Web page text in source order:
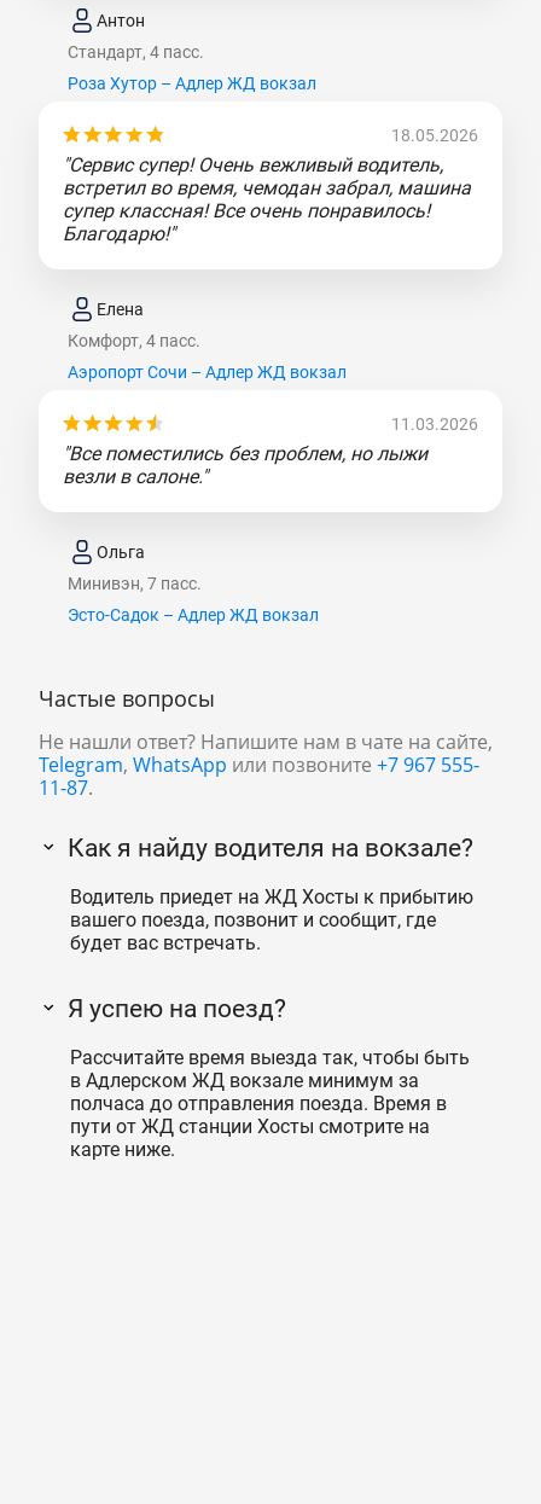
Антон
Стандарт, 4 пасс.
Роза Хутор – Адлер ЖД вокзал
18.05.2026
"Сервис супер! Очень вежливый водитель,
встретил во время, чемодан забрал, машина
супер классная! Все очень понравилось!
Благодарю!"
Елена
Комфорт, 4 пасс.
Аэропорт Сочи – Адлер ЖД вокзал
11.03.2026
"Все поместились без проблем, но лыжи
везли в салоне."
Ольга
Минивэн, 7 пасс.
Эсто-Садок – Адлер ЖД вокзал
Частые вопросы
Не нашли ответ? Напишите нам в чате на сайте,
Telegram, WhatsApp или позвоните +7 967 555-
11-87.
Как я найду водителя на вокзале?
Водитель приедет на ЖД Хосты к прибытию
вашего поезда, позвонит и сообщит, где
будет вас встречать.
Я успею на поезд?
Рассчитайте время выезда так, чтобы быть
в Адлерском ЖД вокзале минимум за
полчаса до отправления поезда. Время в
пути от ЖД станции Хосты смотрите на
карте ниже.